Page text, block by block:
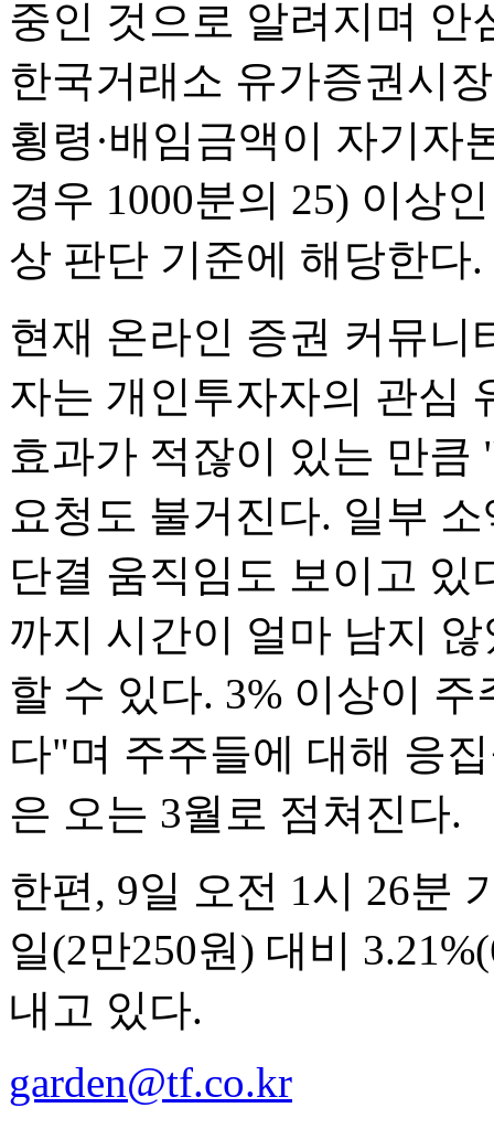
중인 것으로 알려지며 안
한국거래소 유가증권시
횡령·배임금액이 자기자
경우 1000분의 25) 이상
상 판단 기준에 해당한다.
현재 온라인 증권 커뮤
자는 개인투자자의 관심
효과가 적잖이 있는 만
요청도 불거진다. 일부
단결 움직임도 보이고
까지 시간이 얼마 남지
할 수 있다. 3% 이상이
다"며 주주들에 대해 응
은 오는 3월로 점쳐진다.
한편, 9일 오전 1시 26분
일(2만250원) 대비
내고 있다.
garden@tf.co.kr